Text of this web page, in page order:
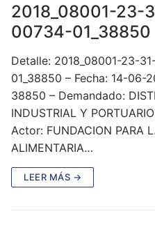
2018_08001-23-
00734-01_38850
Detalle: 2018_08001-23-
01_38850 – Fecha: 14-06-
38850 – Demandado:
INDUSTRIAL Y
Actor: FUNDACION PARA
ALIMENTARIA…
LEER MÁS →